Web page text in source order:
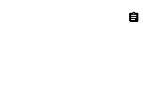
assignment